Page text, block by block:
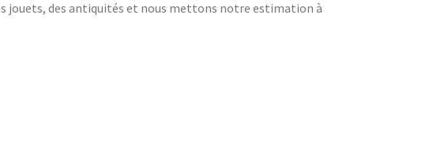
jouets, des antiquités et nous mettons notre estimation à